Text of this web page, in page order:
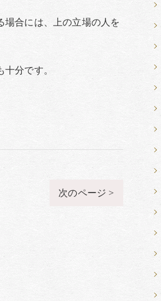
場合には、上の立場の人を
分です。
次のページ >